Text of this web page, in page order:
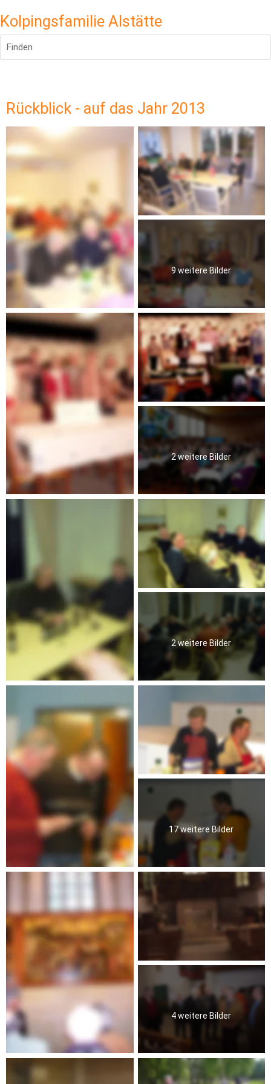
Kolpingsfamilie Alstätte
Finden
Rückblick - auf das Jahr 2013
9 weitere Bilder
2 weitere Bilder
2 weitere Bilder
17 weitere Bilder
4 weitere Bilder